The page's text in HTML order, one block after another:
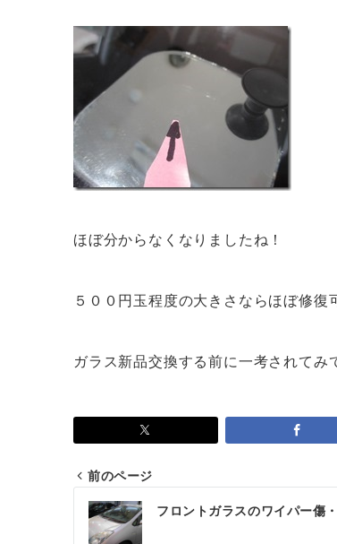
ほぼ分からなくなりましたね！
５００円玉程度の大きさならほぼ修復
ガラス新品交換する前に一考されてみ
投
稿
前のページ
フロントガラスのワイパー傷